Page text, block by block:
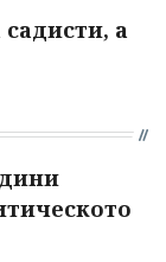
а